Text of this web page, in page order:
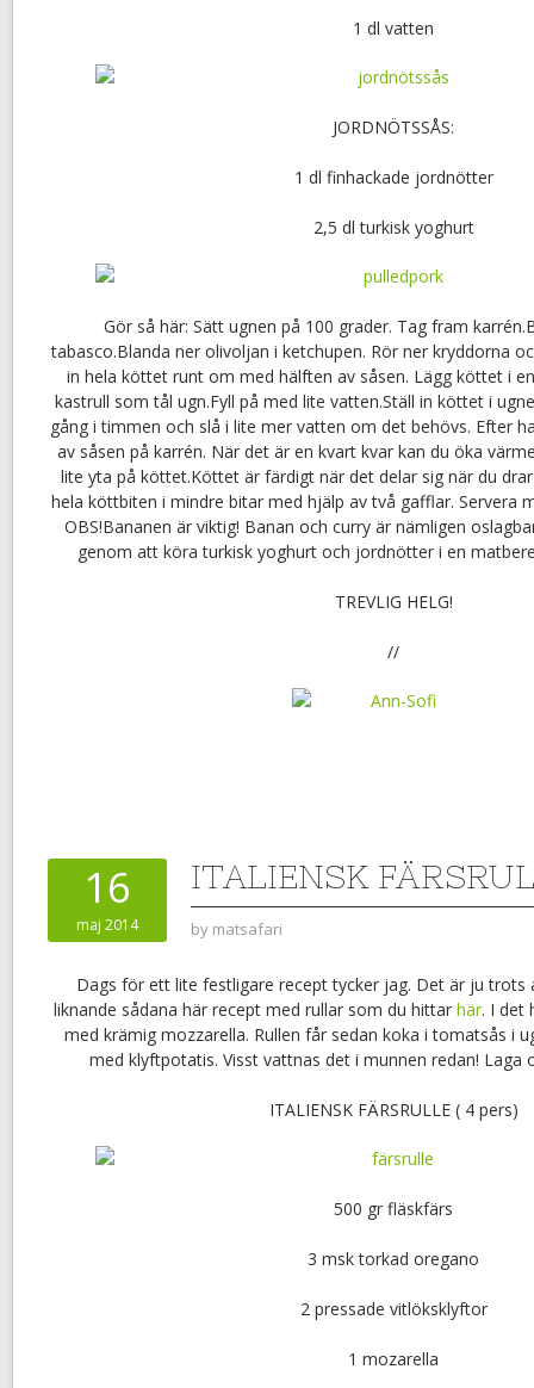
1 dl vatten
JORDNÖTSSÅS:
1 dl finhackade jordnötter
2,5 dl turkisk yoghurt
Gör så här: Sätt ugnen på 100 grader. Tag fram
tabasco.Blanda ner olivoljan i ketchupen. Rör ner kryddorna
in hela köttet runt om med hälften av såsen. Lägg köttet i
kastrull som tål ugn.Fyll på med lite vatten.Ställ in köttet i
gång i timmen och slå i lite mer vatten om det behövs. Efter
av såsen på karrén. När det är en kvart kvar kan du öka
lite yta på köttet.Köttet är färdigt när det delar sig när du
hela köttbiten i mindre bitar med hjälp av två gafflar. Servera
OBS!Bananen är viktig! Banan och curry är nämligen
genom att köra turkisk yoghurt och jordnötter i en
TREVLIG HELG!
//
16
maj 2014
ITALIENSK
by matsafari
Dags för ett lite festligare recept tycker jag. Det är ju trots
liknande sådana här recept med rullar som du hittar här. I det
med krämig mozzarella. Rullen får sedan koka i tomatsås i
med klyftpotatis. Visst vattnas det i munnen redan! Laga
ITALIENSK FÄRSRULLE ( 4 pers)
500 gr fläskfärs
3 msk torkad oregano
2 pressade vitlöksklyftor
1 mozarella